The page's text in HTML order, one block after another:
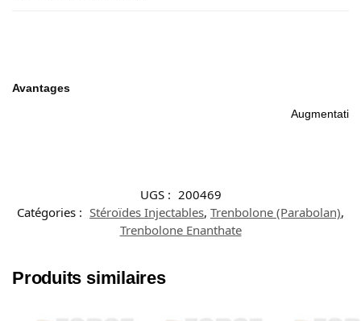
Avantages
UGS : 200469
Catégories : Stéroïdes Injectables, Trenbolone (Parabolan),
Trenbolone Enanthate
Produits similaires